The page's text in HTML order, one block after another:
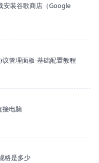
安装谷歌商店（Google
议管理面板-基础配置教程
接电脑
格是多少